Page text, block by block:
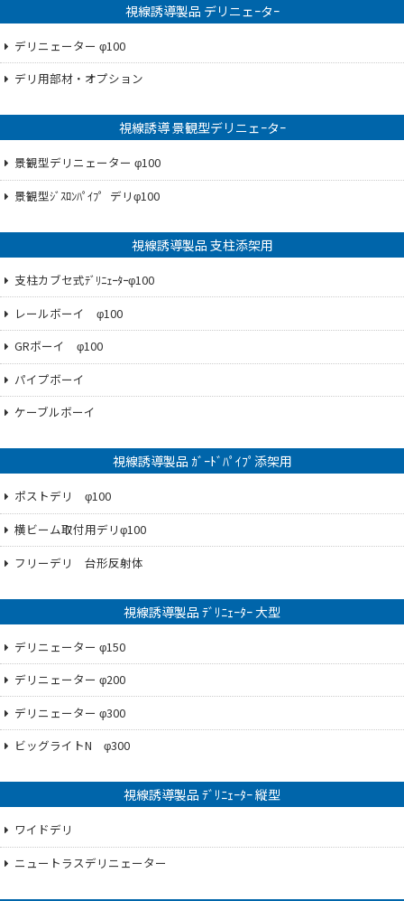
視線誘導製品 デリニェｰタｰ
デリニェーター φ100
デリ用部材・オプション
視線誘導 景観型デリニェｰタｰ
景観型デリニェーター φ100
景観型ｼﾞｽﾛﾝﾊﾟｲﾌ゜デリφ100
視線誘導製品 支柱添架用
支柱カブセ式ﾃﾞﾘﾆｪｰﾀｰφ100
レールボーイ φ100
GRボーイ φ100
パイプボーイ
ケーブルボーイ
視線誘導製品 ｶﾞｰﾄﾞﾊﾟｲﾌﾟ添架用
ポストデリ φ100
横ビーム取付用デリφ100
フリーデリ 台形反射体
視線誘導製品 ﾃﾞﾘﾆｪｰﾀｰ 大型
デリニェーター φ150
デリニェーター φ200
デリニェーター φ300
ビッグライトN φ300
視線誘導製品 ﾃﾞﾘﾆｪｰﾀｰ 縦型
ワイドデリ
ニュートラスデリニェーター